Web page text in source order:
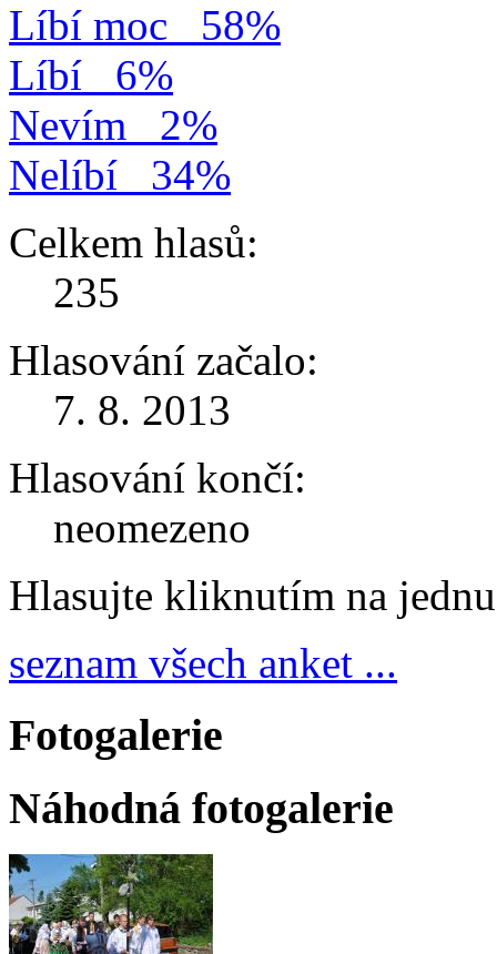
Líbí moc
58%
Líbí
6%
Nevím
2%
Nelíbí
34%
Celkem hlasů:
235
Hlasování začalo:
7. 8. 2013
Hlasování končí:
neomezeno
Hlasujte kliknutím na
seznam všech anket ...
Fotogalerie
Náhodná fotogalerie